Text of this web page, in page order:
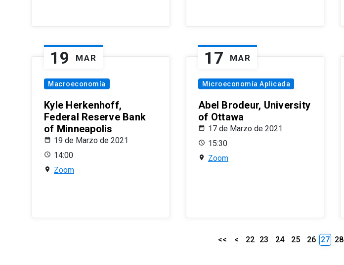
19 MAR
Macroeconomía
Kyle Herkenhoff,
Federal Reserve Bank
of Minneapolis
19 de Marzo de 2021
14:00
Zoom
17 MAR
Microeconomía Aplicada
Abel Brodeur, University
of Ottawa
17 de Marzo de 2021
15:30
Zoom
<< < 22 23 24 25 26 27 28